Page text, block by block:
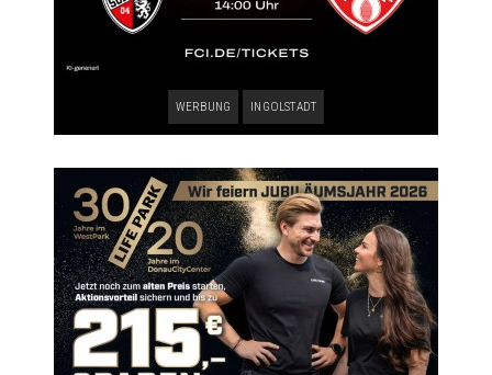
WERBUNG INGOLSTADT